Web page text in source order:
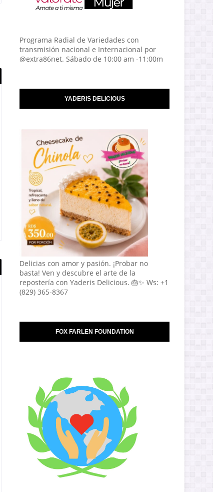
Programa Radial de Variedades con
transmisión nacional e Internacional por
@extra86net. Sábado de 10:00 am -11:00m
YADERIS DELICIOUS
Delicias con amor y pasión. ¡Probar no
basta! Ven y descubre el arte de la
repostería con Yaderis Delicious. 🎂✨ Ws: +1
(829) 365-8367
FOX FARLEN FOUNDATION